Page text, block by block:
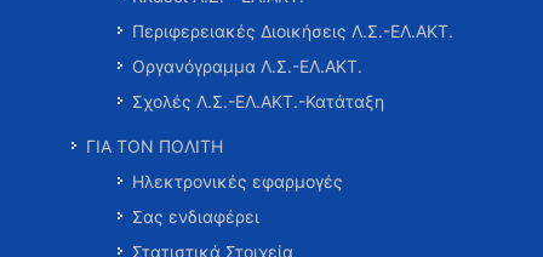
Περιφερειακές Διοικήσεις Λ.Σ.-ΕΛ.ΑΚΤ.
Οργανόγραμμα Λ.Σ.-ΕΛ.ΑΚΤ.
Σχολές Λ.Σ.-ΕΛ.ΑΚΤ.-Κατάταξη
ΓΙΑ ΤΟΝ ΠΟΛΙΤΗ
Ηλεκτρονικές εφαρμογές
Σας ενδιαφέρει
Στατιστικά Στοιχεία